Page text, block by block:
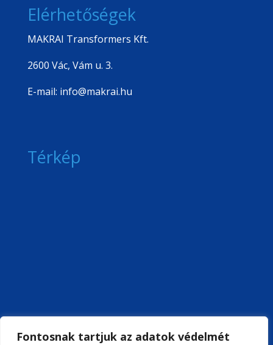
Fontosnak tartjuk az adatok védelmét
Elérhetőségek
MAKRAI Transformers Kft.
2600 Vác, Vám u. 3.
E-mail: info@makrai.hu
Térkép